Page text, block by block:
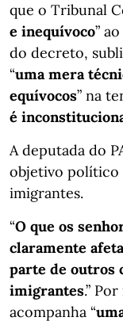
que o Tribunal
e inequívoco”
do decreto,
“uma mera
equívocos” na
é
A deputada do
objetivo político
imigrantes.
“O que os
claramente
parte de outros
imigrantes.”
acompanha “